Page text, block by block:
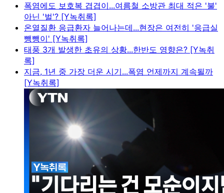
폭염에도 보호복 겹겹이...여름철 소방관 최대 적은 '불'
아닌 '벌'? [Y녹취록]
온열질환 응급환자 늘어나는데...현장은 여전히 '응급실
뺑뺑이' [Y녹취록]
태풍 3개 발생한 초유의 상황...한반도 영향은? [Y녹취
록]
지금, 1년 중 가장 더운 시기...폭염 언제까지 계속될까
[Y녹취록]